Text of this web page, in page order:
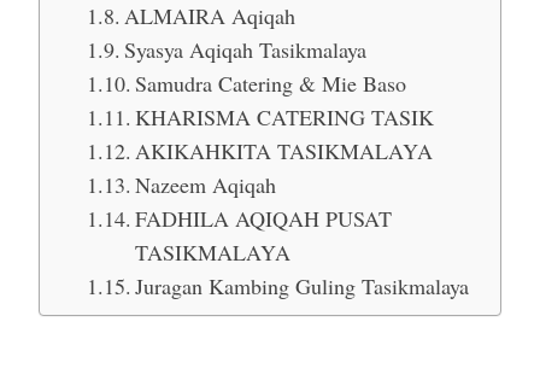
ALMAIRA Aqiqah
Syasya Aqiqah Tasikmalaya
Samudra Catering & Mie Baso
KHARISMA CATERING TASIK
AKIKAHKITA TASIKMALAYA
Nazeem Aqiqah
FADHILA AQIQAH PUSAT
TASIKMALAYA
Juragan Kambing Guling Tasikmalaya